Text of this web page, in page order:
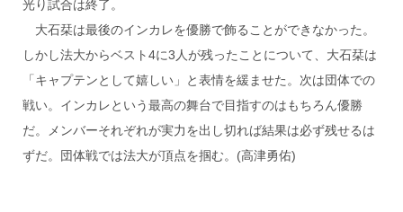
光り試合は終了。
大石栞は最後のインカレを優勝で飾ることができなかった。
しかし法大からベスト4に3人が残ったことについて、大石栞は
「キャプテンとして嬉しい」と表情を緩ませた。次は団体での
戦い。インカレという最高の舞台で目指すのはもちろん優勝
だ。メンバーそれぞれが実力を出し切れば結果は必ず残せるは
ずだ。団体戦では法大が頂点を掴む。(高津勇佑)